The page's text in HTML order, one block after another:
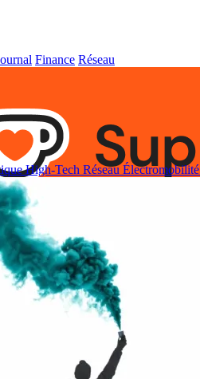
Finance Réseau
Journal Finance Réseau
High-Tech RéseauÉlectromobilité